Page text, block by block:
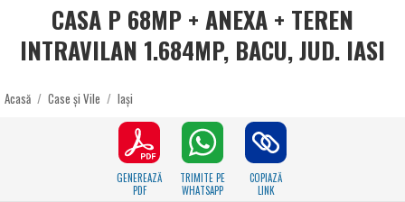
CASA P 68MP + ANEXA + TEREN
INTRAVILAN 1.684MP, BACU, JUD. IASI
Acasă / Case și Vile / Iași
GENEREAZĂ
PDF
TRIMITE PE
WHATSAPP
COPIAZĂ
LINK